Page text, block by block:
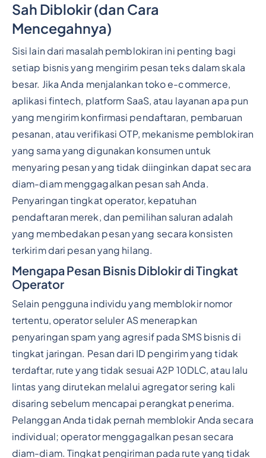
Sah Diblokir (dan Cara
Mencegahnya)
Sisi lain dari masalah pemblokiran ini penting bagi
setiap bisnis yang mengirim pesan teks dalam skala
besar. Jika Anda menjalankan toko e-commerce,
aplikasi fintech, platform SaaS, atau layanan apa pun
yang mengirim konfirmasi pendaftaran, pembaruan
pesanan, atau verifikasi OTP, mekanisme pemblokiran
yang sama yang digunakan konsumen untuk
menyaring pesan yang tidak diinginkan dapat secara
diam-diam menggagalkan pesan sah Anda.
Penyaringan tingkat operator, kepatuhan
pendaftaran merek, dan pemilihan saluran adalah
yang membedakan pesan yang secara konsisten
terkirim dari pesan yang hilang.
Mengapa Pesan Bisnis Diblokir di Tingkat
Operator
Selain pengguna individu yang memblokir nomor
tertentu, operator seluler AS menerapkan
penyaringan spam yang agresif pada SMS bisnis di
tingkat jaringan. Pesan dari ID pengirim yang tidak
terdaftar, rute yang tidak sesuai A2P 10DLC, atau lalu
lintas yang dirutekan melalui agregator sering kali
disaring sebelum mencapai perangkat penerima.
Pelanggan Anda tidak pernah memblokir Anda secara
individual; operator menggagalkan pesan secara
diam-diam. Tingkat pengiriman pada rute yang tidak